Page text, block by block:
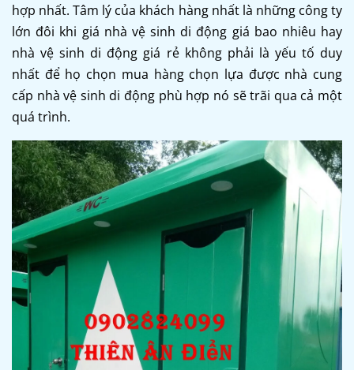
hợp nhất. Tâm lý của khách hàng nhất là những công ty
lớn đôi khi giá nhà vệ sinh di động giá bao nhiêu hay
nhà vệ sinh di động giá rẻ không phải là yếu tố duy
nhất để họ chọn mua hàng chọn lựa được nhà cung
cấp nhà vệ sinh di động phù hợp nó sẽ trãi qua cả một
quá trình.